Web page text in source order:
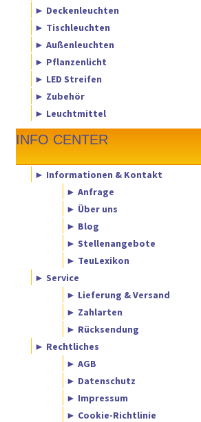
► Deckenleuchten
► Tischleuchten
► Außenleuchten
► Pflanzenlicht
► LED Streifen
► Zubehör
► Leuchtmittel
INFO CENTER
► Informationen & Kontakt
► Anfrage
► Über uns
► Blog
► Stellenangebote
► TeuLexikon
► Service
► Lieferung & Versand
► Zahlarten
► Rücksendung
► Rechtliches
► AGB
► Datenschutz
► Impressum
► Cookie-Richtlinie